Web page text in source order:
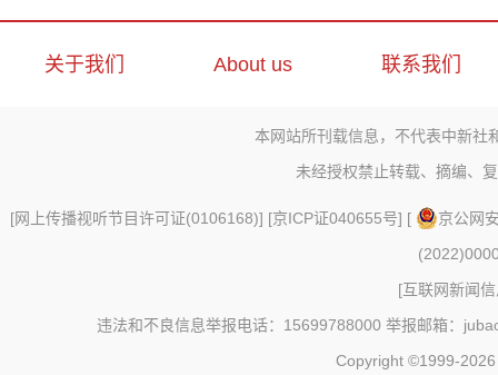
关于我们 About us 联系我们
本网站所刊载信息，不代表中新社
未经授权禁止转载、摘编、
[网上传播视听节目许可证(0106168)] [京ICP证040655号] [
京公网
[互联网新闻
违法和不良信息举报电话：15699788000 举报邮箱：
Copyright ©1999-